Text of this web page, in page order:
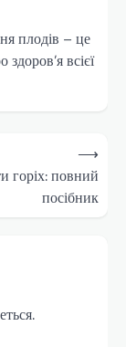
плодів – це
всієї
горіх: повний
посібник
⟶